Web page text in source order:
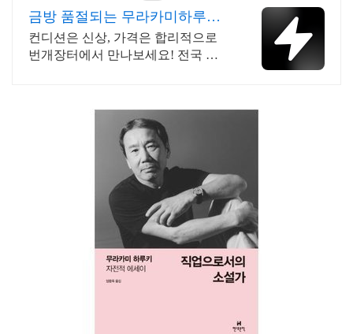
금방 품절되는 무라카미하루키
국내 최대 브랜드 중고거래
컨디션은 신상, 가격은 합리적으로
번개장터에서 만나보세요! 전국 각